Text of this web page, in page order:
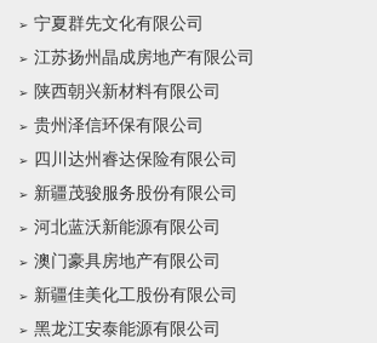
宁夏群先文化有限公司
江苏扬州晶成房地产有限公司
陕西朝兴新材料有限公司
贵州泽信环保有限公司
四川达州睿达保险有限公司
新疆茂骏服务股份有限公司
河北蓝沃新能源有限公司
澳门豪具房地产有限公司
新疆佳美化工股份有限公司
黑龙江安泰能源有限公司